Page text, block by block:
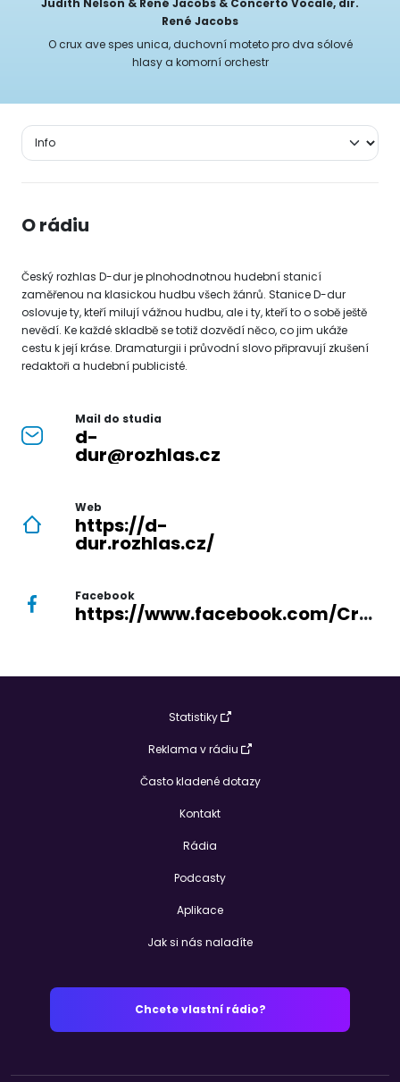
René Jacobs
O crux ave spes unica, duchovní moteto pro dva sólové
hlasy a komorní orchestr
O rádiu
Český rozhlas D-dur je plnohodnotnou hudební stanicí
zaměřenou na klasickou hudbu všech žánrů. Stanice D-dur
oslovuje ty, kteří milují vážnou hudbu, ale i ty, kteří to o sobě ještě
nevědí. Ke každé skladbě se totiž dozvědí něco, co jim ukáže
cestu k její kráse. Dramaturgii i průvodní slovo připravují zkušení
redaktoři a hudební publicisté.
Mail do studia
d-
dur@rozhlas.cz
Web
https://d-
dur.rozhlas.cz/
Facebook
https://www.facebook.com/Cro.Ddur/
Statistiky
Reklama v rádiu
Často kladené dotazy
Kontakt
Rádia
Podcasty
Aplikace
Jak si nás naladíte
Chcete vlastní rádio?